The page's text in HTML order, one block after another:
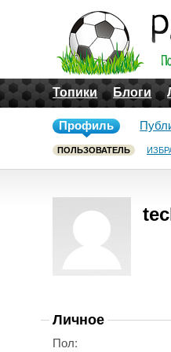
Топики Блоги
Профиль
ПОЛЬЗОВАТЕЛЬ
Личное
Пол: